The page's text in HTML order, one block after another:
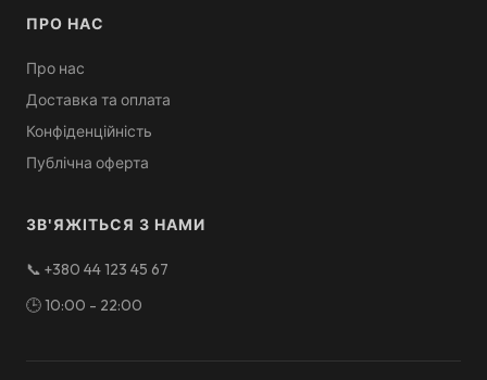
ПРО НАС
Про нас
Доставка та оплата
Конфіденційність
Публічна оферта
ЗВ'ЯЖІТЬСЯ З НАМИ
📞 +380 44 123 45 67
🕒10:00 - 22:00